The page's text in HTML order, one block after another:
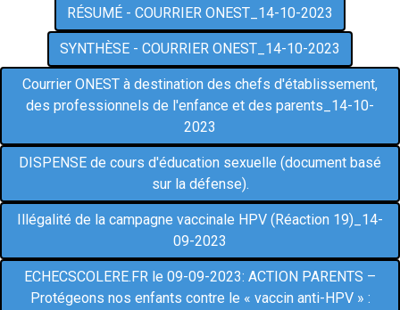
RÉSUMÉ - COURRIER ONEST_14-10-2023
SYNTHÈSE - COURRIER ONEST_14-10-2023
Courrier ONEST à destination des chefs d'établissement,
des professionnels de l'enfance et des parents_14-10-
2023
DISPENSE de cours d'éducation sexuelle (document basé
sur la défense).
Illégalité de la campagne vaccinale HPV (Réaction 19)_14-
09-2023
ECHECSCOLERE.FR le 09-09-2023: ACTION PARENTS –
Protégeons nos enfants contre le « vaccin anti-HPV » :